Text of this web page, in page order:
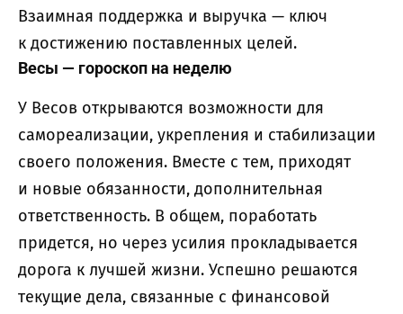
Взаимная поддержка и выручка — ключ
к достижению поставленных целей.
Весы — гороскоп на неделю
У Весов открываются возможности для
самореализации, укрепления и стабилизации
своего положения. Вместе с тем, приходят
и новые обязанности, дополнительная
ответственность. В общем, поработать
придется, но через усилия прокладывается
дорога к лучшей жизни. Успешно решаются
текущие дела, связанные с финансовой